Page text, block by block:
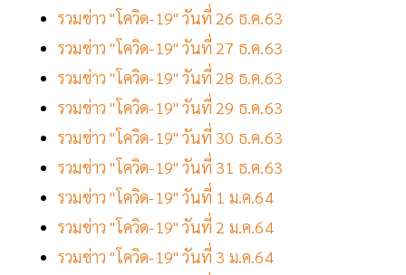
รวมข่าว "โควิด-19" วันที่ 26 ธ.ค.63
รวมข่าว "โควิด-19" วันที่ 27 ธ.ค.63
รวมข่าว "โควิด-19" วันที่ 28 ธ.ค.63
รวมข่าว "โควิด-19" วันที่ 29 ธ.ค.63
รวมข่าว "โควิด-19" วันที่ 30 ธ.ค.63
รวมข่าว "โควิด-19" วันที่ 31 ธ.ค.63
รวมข่าว "โควิด-19" วันที่ 1 ม.ค.64
รวมข่าว "โควิด-19" วันที่ 2 ม.ค.64
รวมข่าว "โควิด-19" วันที่ 3 ม.ค.64